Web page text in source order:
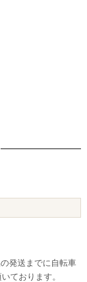
発送までに自転車
ております。